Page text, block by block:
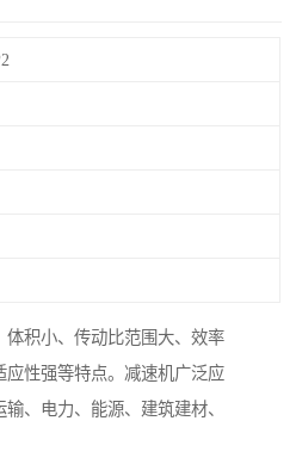
积小、传动比范围大、效率
应性强等特点。减速机广泛应
、电力、能源、建筑建材、